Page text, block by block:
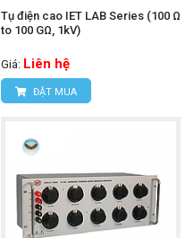
Tụ điện cao IET LAB Series (100 Ω
to 100 GΩ, 1kV)
Giá: Liên hệ
ĐẶT MUA